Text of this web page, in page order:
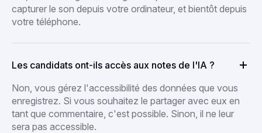
capturer le son depuis votre ordinateur, et bientôt depuis
votre téléphone.
Les candidats ont-ils accès aux notes de l'IA ?
Non, vous gérez l'accessibilité des données que vous
enregistrez. Si vous souhaitez le partager avec eux en
tant que commentaire, c'est possible. Sinon, il ne leur
sera pas accessible.